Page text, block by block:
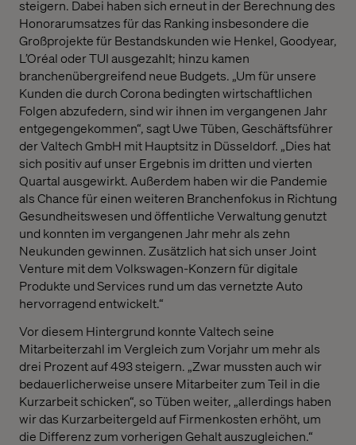
steigern. Dabei haben sich erneut in der Berechnung des
Honorarumsatzes für das Ranking insbesondere die
Großprojekte für Bestandskunden wie Henkel, Goodyear,
L’Oréal oder TUI ausgezahlt; hinzu kamen
branchenübergreifend neue Budgets. „Um für unsere
Kunden die durch Corona bedingten wirtschaftlichen
Folgen abzufedern, sind wir ihnen im vergangenen Jahr
entgegengekommen“, sagt Uwe Tüben, Geschäftsführer
der Valtech GmbH mit Hauptsitz in Düsseldorf. „Dies hat
sich positiv auf unser Ergebnis im dritten und vierten
Quartal ausgewirkt. Außerdem haben wir die Pandemie
als Chance für einen weiteren Branchenfokus in Richtung
Gesundheitswesen und öffentliche Verwaltung genutzt
und konnten im vergangenen Jahr mehr als zehn
Neukunden gewinnen. Zusätzlich hat sich unser Joint
Venture mit dem Volkswagen-Konzern für digitale
Produkte und Services rund um das vernetzte Auto
hervorragend entwickelt.“
Vor diesem Hintergrund konnte Valtech seine
Mitarbeiterzahl im Vergleich zum Vorjahr um mehr als
drei Prozent auf 493 steigern. „Zwar mussten auch wir
bedauerlicherweise unsere Mitarbeiter zum Teil in die
Kurzarbeit schicken“, so Tüben weiter, „allerdings haben
wir das Kurzarbeitergeld auf Firmenkosten erhöht, um
die Differenz zum vorherigen Gehalt auszugleichen.“